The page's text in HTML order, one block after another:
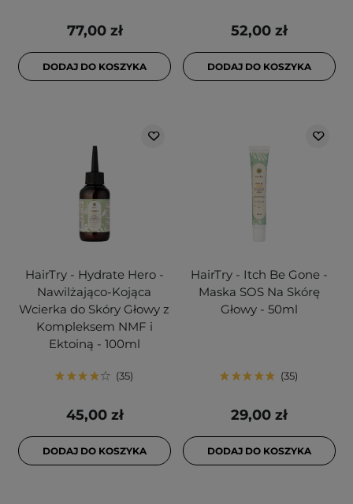
77,00 zł
DODAJ DO KOSZYKA
52,00 zł
DODAJ DO KOSZYKA
HairTry - Hydrate Hero -
Nawilżająco-Kojąca
Wcierka do Skóry Głowy z
Kompleksem NMF i
Ektoiną - 100ml
35
45,00 zł
DODAJ DO KOSZYKA
HairTry - Itch Be Gone -
Maska SOS Na Skórę
Głowy - 50ml
35
29,00 zł
DODAJ DO KOSZYKA